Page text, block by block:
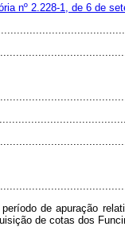
nº 2.228-1, de 6 de
de apuração
de cotas dos